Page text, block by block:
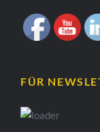
FÜR